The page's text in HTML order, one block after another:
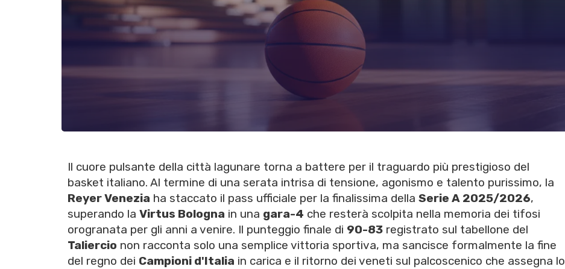
Il cuore pulsante della città lagunare torna a battere per il traguardo più prestigioso del
basket italiano. Al termine di una serata intrisa di tensione, agonismo e talento purissimo, la
Reyer Venezia ha staccato il pass ufficiale per la finalissima della Serie A 2025/2026,
superando la Virtus Bologna in una gara-4 che resterà scolpita nella memoria dei tifosi
orogranata per gli anni a venire. Il punteggio finale di 90-83 registrato sul tabellone del
Taliercio non racconta solo una semplice vittoria sportiva, ma sancisce formalmente la fine
del regno dei Campioni d'Italia in carica e il ritorno dei veneti sul palcoscenico che assegna lo